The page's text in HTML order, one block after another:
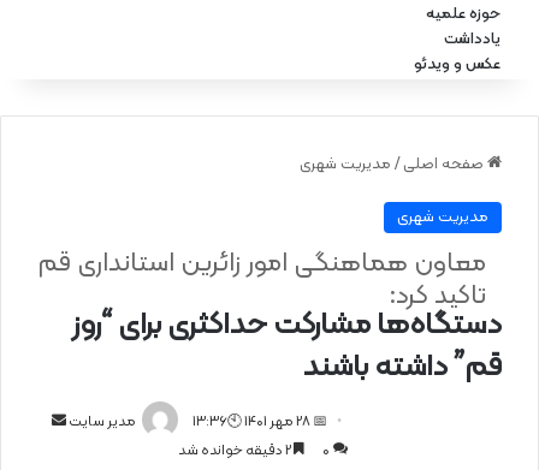
حوزه علمیه
یادداشت
عکس و ویدئو
صفحه اصلی / مدیریت شهری
مدیریت شهری
دستگاه‌ها مشارکت حداکثری برای “روز
قم” داشته باشند
معاون هماهنگی امور زائرین استانداری قم
تاکید کرد:
مدیر سایت
📅 28 مهر 1401 🕙13:36
0